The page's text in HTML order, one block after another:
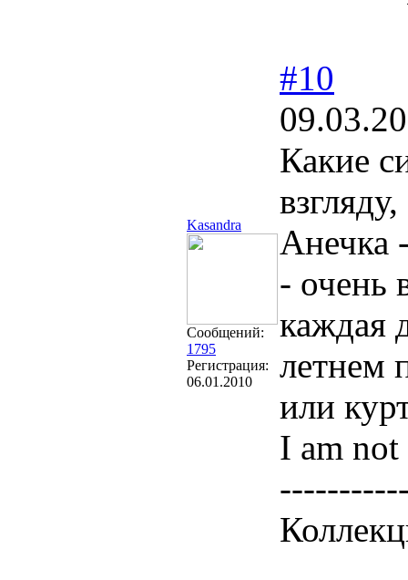
Kasandra
Сообщений:
1795
Регистрация:
06.01.2010
#10
Какие
Анечка
- очень
каждая
летнем
или
I am